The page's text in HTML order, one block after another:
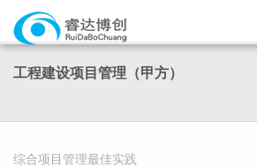
工程建设项目管理（甲方）
综合项目管理最佳实践